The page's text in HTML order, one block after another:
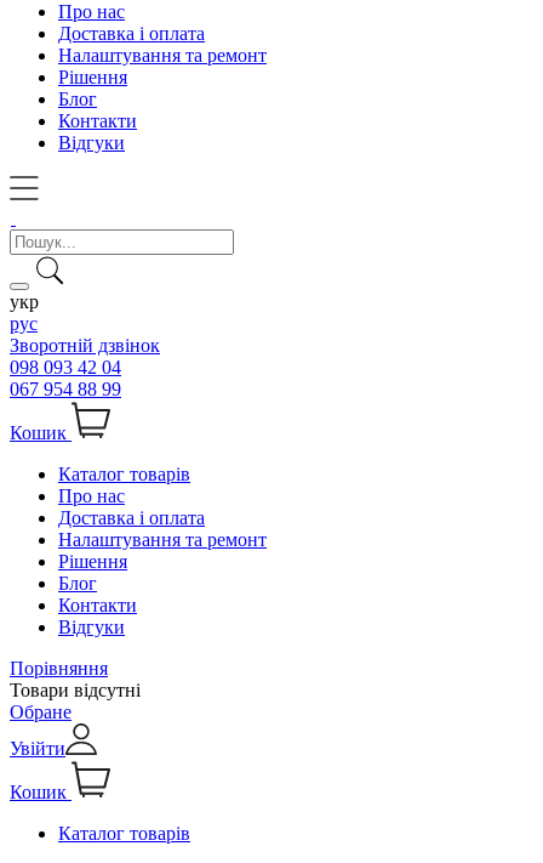
Про нас
Доставка і оплата
Налаштування та ремонт
Рішення
Блог
Контакти
Відгуки
укр
рус
Зворотній дзвінок
098 093 42 04
067 954 88 99
Кошик
Каталог товарів
Про нас
Доставка і оплата
Налаштування та ремонт
Рішення
Блог
Контакти
Відгуки
Порівняння
Товари відсутні
Обране
Увійти
Кошик
Каталог товарів